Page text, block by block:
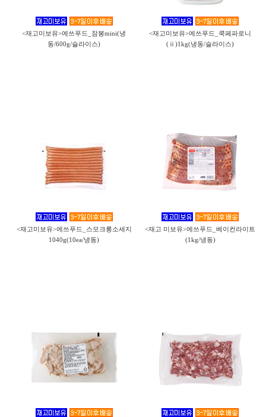
<재고미보유>에쓰푸드_잠봉mini(냉
동/600g/슬라이스)
<재고미보유>에쓰푸드_쿡페파로니
(ⅱ)1kg(냉동/슬라이스)
<재고미보유>에쓰푸드_스모크롱소세지
1040g(10ea/냉동)
<재고 미보유>에쓰푸드_베이컨라이트
(1kg/냉동)